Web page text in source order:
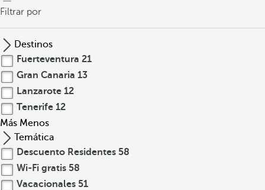
Filtrar por
Destinos
Fuerteventura 21
Gran Canaria 13
Lanzarote 12
Tenerife 12
Más Menos
Temática
Descuento Residentes 58
Wi-Fi gratis 58
Vacacionales 51